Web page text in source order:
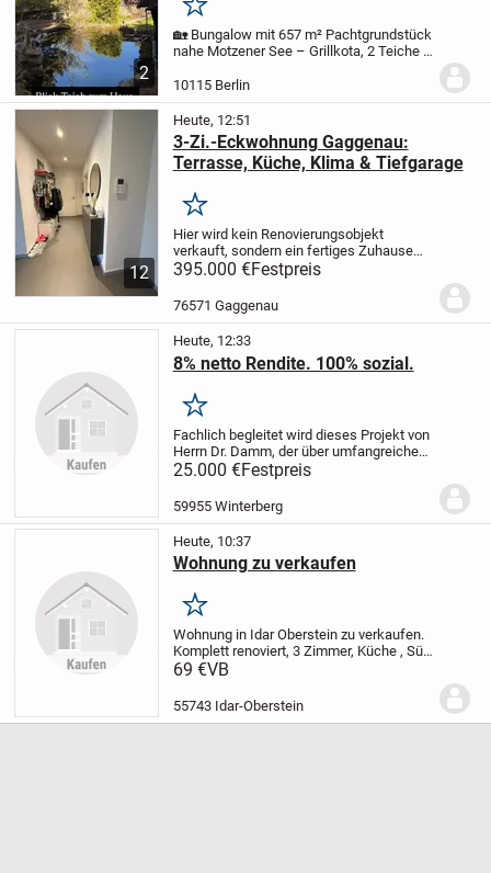
2
Ausstattung
Merken
🏡 Bungalow mit 657 m² Pachtgrundstück
nahe Motzener See – Grillkota, 2 Teiche &
SOFORT VERFÜGBAR
Rückzugsort im Grünen – ankommen,
abschalten und...
10115 Berlin
12
Heute, 12:51
3-Zi.-Eckwohnung Gaggenau:
Terrasse, Küche, Klima & Tiefgarage
Merken
Hier wird kein Renovierungsobjekt
verkauft, sondern ein fertiges Zuhause
zum Einziehen.Die moderne 3-Zimmer-
Eckwohnung mit 89 m² Wohnfläche liegt
im Erdgeschoss eines gepflegten
Mehrfamilienhauses....
395.000 €Festpreis
76571 Gaggenau
Heute, 12:33
8% netto Rendite. 100% sozial.
Merken
Fachlich begleitet wird dieses Projekt von
Herrn Dr. Damm, der über umfangreiche
internationale Erfahrung als
Projektmanager in der
Gesundheitsbranche sowie in der
Vermittlung von Fachkräften...
25.000 €Festpreis
59955 Winterberg
Heute, 10:37
Wohnung zu verkaufen
Merken
Wohnung in Idar Oberstein zu verkaufen.
Komplett renoviert, 3 Zimmer, Küche , Süd
Balkon, Bad, sehr gute Bus Verbindung,
Eigentümer zu verkaufen.
69 €VB
55743 Idar-Oberstein